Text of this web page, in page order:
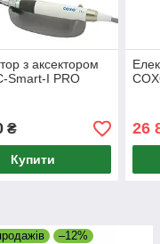
з аксектором
Smart-I PRO
₴
Купити
26
–12%